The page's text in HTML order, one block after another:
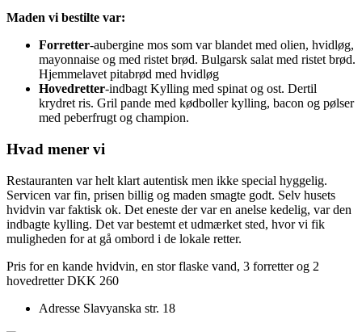
Maden vi bestilte var:
Forretter-aubergine mos som var blandet med olien, hvidløg,
mayonnaise og med ristet brød. Bulgarsk salat med ristet brød.
Hjemmelavet pitabrød med hvidløg
Hovedretter-indbagt Kylling med spinat og ost. Dertil
krydret ris. Gril pande med kødboller kylling, bacon og pølser
med peberfrugt og champion.
Hvad mener vi
Restauranten var helt klart autentisk men ikke special hyggelig.
Servicen var fin, prisen billig og maden smagte godt. Selv husets
hvidvin var faktisk ok. Det eneste der var en anelse kedelig, var den
indbagte kylling. Det var bestemt et udmærket sted, hvor vi fik
muligheden for at gå ombord i de lokale retter.
Pris for en kande hvidvin, en stor flaske vand, 3 forretter og 2
hovedretter DKK 260
Adresse Slavyanska str. 18